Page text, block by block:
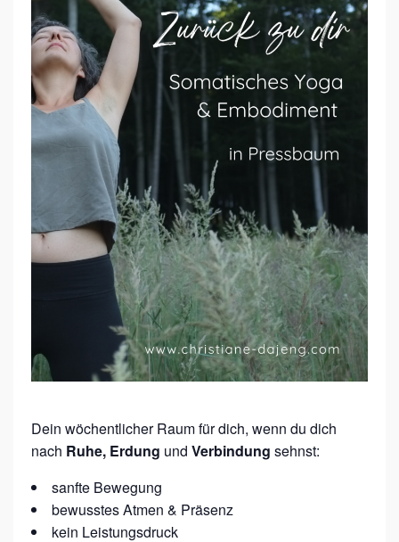
T
I
S
C
H
E
Y
O
G
E
M
O
D
I
M
E
Dein wöchentlicher Raum für dich, wenn du dich
nach Ruhe, Erdung und Verbindung sehnst:
sanfte Bewegung
bewusstes Atmen & Präsenz
kein Leistungsdruck